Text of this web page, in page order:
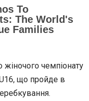
чемпіонату
що пройде в